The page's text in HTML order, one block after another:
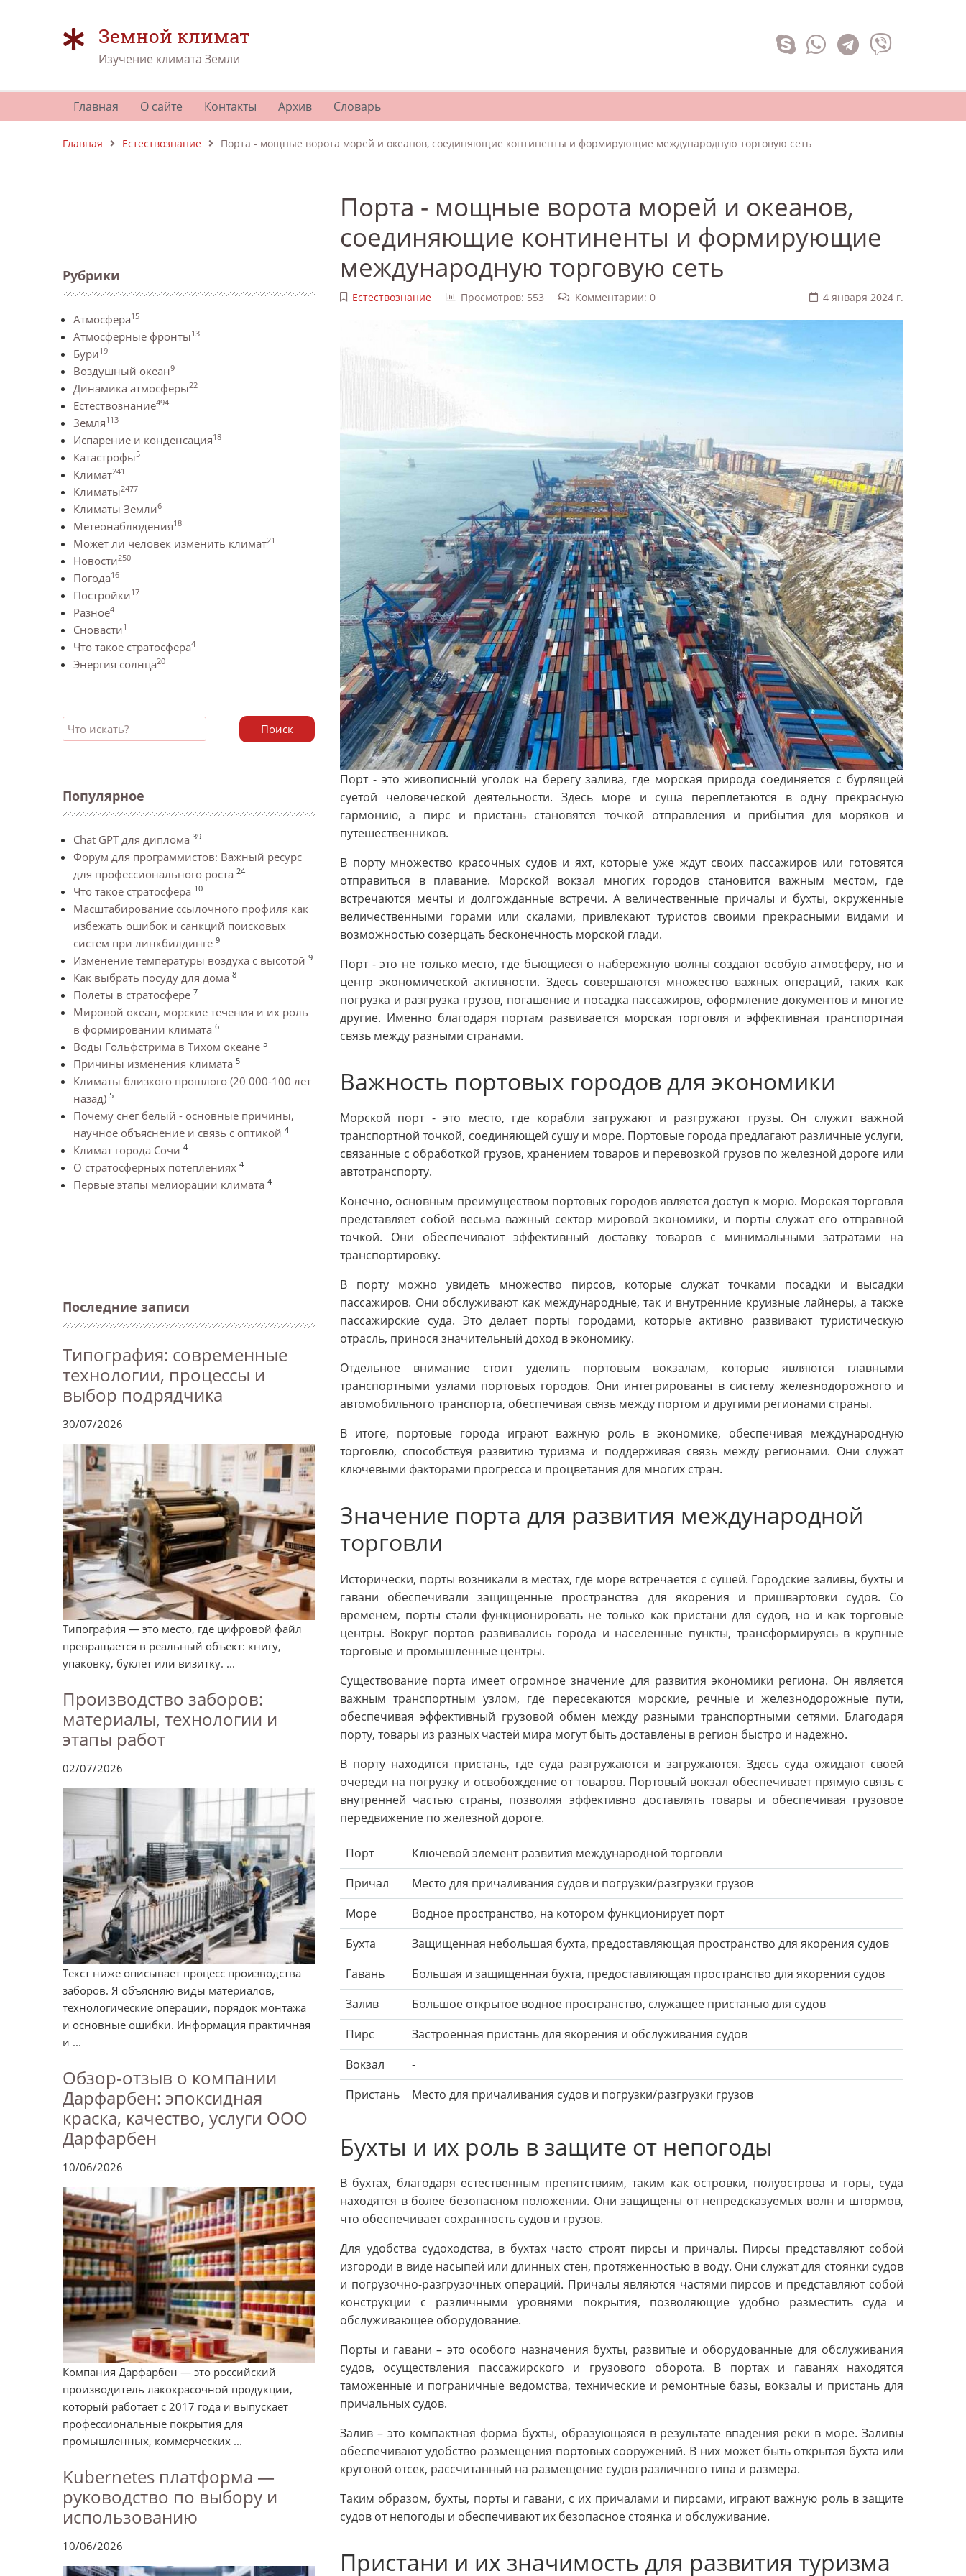
Земной климат
Изучение климата Земли
Главная О сайте Контакты Архив Словарь
Главная Естествознание Порта - мощные ворота морей и океанов, соединяющие континенты и формирующие международную торговую сеть
Рубрики
Атмосфера15
Атмосферные фронты13
Бури19
Воздушный океан9
Динамика атмосферы22
Естествознание494
Земля113
Испарение и конденсация18
Катастрофы5
Климат241
Климаты2477
Климаты Земли6
Метеонаблюдения18
Может ли человек изменить климат21
Новости250
Погода16
Постройки17
Разное4
Сновасти1
Что такое стратосфера4
Энергия солнца20
Поиск
Популярное
Chat GPT для диплома 39
Форум для программистов: Важный ресурс
для профессионального роста 24
Что такое стратосфера 10
Масштабирование ссылочного профиля как
избежать ошибок и санкций поисковых
систем при линкбилдинге 9
Изменение температуры воздуха с высотой 9
Как выбрать посуду для дома 8
Полеты в стратосфере 7
Мировой океан, морские течения и их роль
в формировании климата 6
Воды Гольфстрима в Тихом океане 5
Причины изменения климата 5
Климаты близкого прошлого (20 000-100 лет
назад) 5
Почему снег белый - основные причины,
научное объяснение и связь с оптикой 4
Климат города Сочи 4
О стратосферных потеплениях 4
Первые этапы мелиорации климата 4
Последние записи
Типография: современные
технологии, процессы и
выбор подрядчика
30/07/2026
Типография — это место, где цифровой файл
превращается в реальный объект: книгу,
упаковку, буклет или визитку. ...
Производство заборов:
материалы, технологии и
этапы работ
02/07/2026
Текст ниже описывает процесс производства
заборов. Я объясняю виды материалов,
технологические операции, порядок монтажа
и основные ошибки. Информация практичная
и ...
Обзор-отзыв о компании
Дарфарбен: эпоксидная
краска, качество, услуги ООО
Дарфарбен
10/06/2026
Компания Дарфарбен — это российский
производитель лакокрасочной продукции,
который работает с 2017 года и выпускает
профессиональные покрытия для
промышленных, коммерческих ...
Kubernetes платформа —
руководство по выбору и
использованию
10/06/2026
Порта - мощные ворота морей и океанов,
соединяющие континенты и формирующие
международную торговую сеть
Естествознание Просмотров: 553 Комментарии: 0 4 января 2024 г.
Порт - это живописный уголок на берегу залива, где морская природа соединяется с бурлящей
суетой человеческой деятельности. Здесь море и суша переплетаются в одну прекрасную
гармонию, а пирс и пристань становятся точкой отправления и прибытия для моряков и
путешественников.
В порту множество красочных судов и яхт, которые уже ждут своих пассажиров или готовятся
отправиться в плавание. Морской вокзал многих городов становится важным местом, где
встречаются мечты и долгожданные встречи. А величественные причалы и бухты, окруженные
величественными горами или скалами, привлекают туристов своими прекрасными видами и
возможностью созерцать бесконечность морской глади.
Порт - это не только место, где бьющиеся о набережную волны создают особую атмосферу, но и
центр экономической активности. Здесь совершаются множество важных операций, таких как
погрузка и разгрузка грузов, погашение и посадка пассажиров, оформление документов и многие
другие. Именно благодаря портам развивается морская торговля и эффективная транспортная
связь между разными странами.
Важность портовых городов для экономики
Морской порт - это место, где корабли загружают и разгружают грузы. Он служит важной
транспортной точкой, соединяющей сушу и море. Портовые города предлагают различные услуги,
связанные с обработкой грузов, хранением товаров и перевозкой грузов по железной дороге или
автотранспорту.
Конечно, основным преимуществом портовых городов является доступ к морю. Морская торговля
представляет собой весьма важный сектор мировой экономики, и порты служат его отправной
точкой. Они обеспечивают эффективный доставку товаров с минимальными затратами на
транспортировку.
В порту можно увидеть множество пирсов, которые служат точками посадки и высадки
пассажиров. Они обслуживают как международные, так и внутренние круизные лайнеры, а также
пассажирские суда. Это делает порты городами, которые активно развивают туристическую
отрасль, принося значительный доход в экономику.
Отдельное внимание стоит уделить портовым вокзалам, которые являются главными
транспортными узлами портовых городов. Они интегрированы в систему железнодорожного и
автомобильного транспорта, обеспечивая связь между портом и другими регионами страны.
В итоге, портовые города играют важную роль в экономике, обеспечивая международную
торговлю, способствуя развитию туризма и поддерживая связь между регионами. Они служат
ключевыми факторами прогресса и процветания для многих стран.
Значение порта для развития международной
торговли
Исторически, порты возникали в местах, где море встречается с сушей. Городские заливы, бухты и
гавани обеспечивали защищенные пространства для якорения и пришвартовки судов. Со
временем, порты стали функционировать не только как пристани для судов, но и как торговые
центры. Вокруг портов развивались города и населенные пункты, трансформируясь в крупные
торговые и промышленные центры.
Существование порта имеет огромное значение для развития экономики региона. Он является
важным транспортным узлом, где пересекаются морские, речные и железнодорожные пути,
обеспечивая эффективный грузовой обмен между разными транспортными сетями. Благодаря
порту, товары из разных частей мира могут быть доставлены в регион быстро и надежно.
В порту находится пристань, где суда разгружаются и загружаются. Здесь суда ожидают своей
очереди на погрузку и освобождение от товаров. Портовый вокзал обеспечивает прямую связь с
внутренней частью страны, позволяя эффективно доставлять товары и обеспечивая грузовое
передвижение по железной дороге.
Порт
Ключевой элемент развития международной торговли
Причал
Место для причаливания судов и погрузки/разгрузки грузов
Море
Водное пространство, на котором функционирует порт
Бухта
Защищенная небольшая бухта, предоставляющая пространство для якорения судов
Гавань
Большая и защищенная бухта, предоставляющая пространство для якорения судов
Залив
Большое открытое водное пространство, служащее пристанью для судов
Пирс
Застроенная пристань для якорения и обслуживания судов
Вокзал
-
Пристань
Место для причаливания судов и погрузки/разгрузки грузов
Бухты и их роль в защите от непогоды
В бухтах, благодаря естественным препятствиям, таким как островки, полуострова и горы, суда
находятся в более безопасном положении. Они защищены от непредсказуемых волн и штормов,
что обеспечивает сохранность судов и грузов.
Для удобства судоходства, в бухтах часто строят пирсы и причалы. Пирсы представляют собой
изгороди в виде насыпей или длинных стен, протяженностью в воду. Они служат для стоянки судов
и погрузочно-разгрузочных операций. Причалы являются частями пирсов и представляют собой
конструкции с различными уровнями покрытия, позволяющие удобно разместить суда и
обслуживающее оборудование.
Порты и гавани – это особого назначения бухты, развитые и оборудованные для обслуживания
судов, осуществления пассажирского и грузового оборота. В портах и гаванях находятся
таможенные и пограничные ведомства, технические и ремонтные базы, вокзалы и пристань для
причальных судов.
Залив – это компактная форма бухты, образующаяся в результате впадения реки в море. Заливы
обеспечивают удобство размещения портовых сооружений. В них может быть открытая бухта или
круговой отсек, рассчитанный на размещение судов различного типа и размера.
Таким образом, бухты, порты и гавани, с их причалами и пирсами, играют важную роль в защите
судов от непогоды и обеспечивают их безопасное стоянка и обслуживание.
Пристани и их значимость для развития туризма